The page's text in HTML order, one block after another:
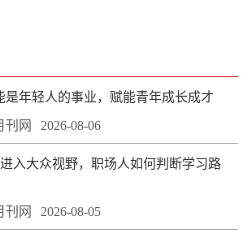
是年轻人的事业，赋能青年成长成才
刊网 2026-08-06
入大众视野，职场人如何判断学习路
刊网 2026-08-05